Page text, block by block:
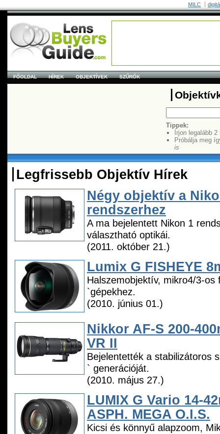
MILC
FŐOLDAL HÍREK OBJEKTÍVEK SZŰRŐK
Tippek:
Írjon legalább
Próbálja meg
is
Legfrissebb Objektív Hírek
Négy objektív a
rendszerhez
A ma bejelentett Nikon 1
választható optikái.
(2011. október 21.)
Lumix G FISHEYE
Halszemobjektív, mikro4/3-os
`gépekhez.
(2010. június 01.)
Nikkor AF-S 200-
VR II
Bejelentették a stabilizátoros
` generációját.
(2010. május 27.)
LUMIX G Vario 14-
ASPH. MEGA O.I.S.
Kicsi és könnyű alapzoom,